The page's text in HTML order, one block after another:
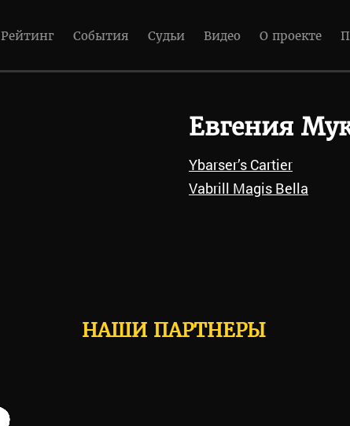
Рейтинг События Судьи Видео О проекте
Евгения
Ybarser’s Cartier
Vabrill Magis Bella
НАШИ ПАРТНЕРЫ